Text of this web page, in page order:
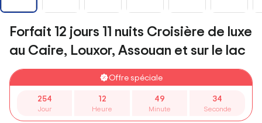
Forfait 12 jours 11 nuits Croisière de luxe
au Caire, Louxor, Assouan et sur le lac
Offre spéciale
254
Jour
12
Heure
49
Minute
35
Seconde